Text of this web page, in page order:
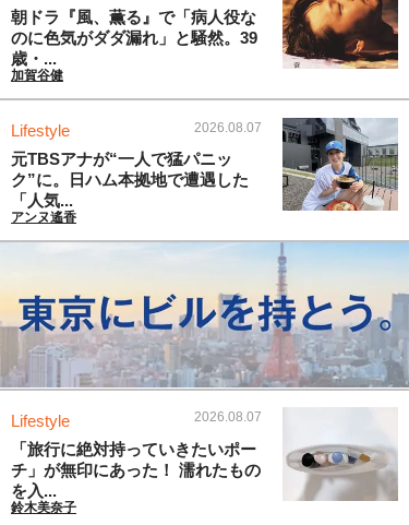
朝ドラ『風、薫る』で「病人役な
のに色気がダダ漏れ」と騒然。39
歳・...
加賀谷健
Lifestyle 2026.08.07
元TBSアナが“一人で猛パニッ
ク”に。日ハム本拠地で遭遇した
「人気...
アンヌ遙香
Lifestyle 2026.08.07
「旅行に絶対持っていきたいポー
チ」が無印にあった！ 濡れたもの
を入...
鈴木美奈子